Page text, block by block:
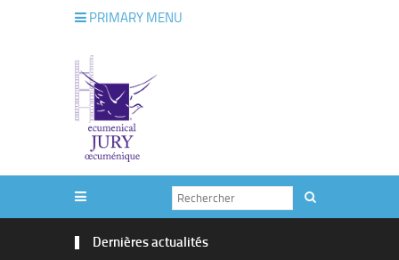
PRIMARY MENU
Dernières actualités